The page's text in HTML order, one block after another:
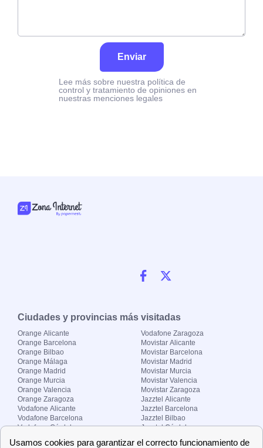
Enviar
Lee más sobre nuestra política de
control y tratamiento de opiniones en
nuestras menciones legales
Ciudades y provincias más visitadas
Orange Alicante
Orange Barcelona
Orange Bilbao
Orange Málaga
Orange Madrid
Orange Murcia
Orange Valencia
Orange Zaragoza
Vodafone Alicante
Vodafone Barcelona
Vodafone Córdoba
Vodafone Madrid
Vodafone Zaragoza
Movistar Alicante
Movistar Barcelona
Movistar Madrid
Movistar Murcia
Movistar Valencia
Movistar Zaragoza
Jazztel Alicante
Jazztel Barcelona
Jazztel Bilbao
Jazztel Córdoba
Jazztel Málaga